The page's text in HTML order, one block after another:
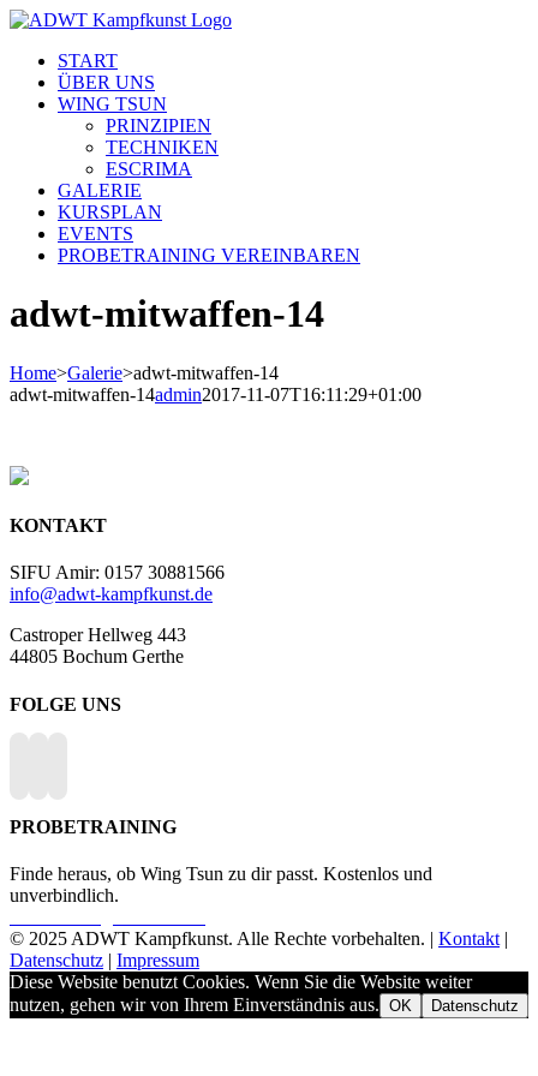
Skip
contentSTART
ÜBER UNS
WING TSUN
PRINZIPIEN
TECHNIKEN
ESCRIMA
GALERIE
KURSPLAN
EVENTS
PROBETRAINING VEREINBAREN
adwt-mitwaffen-14
Home>Galerie>adwt-mitwaffen-14
adwt-mitwaffen-14admin2017-11-07T16:11:29+01:00
KONTAKT
SIFU Amir: 0157 30881566
info@adwt-kampfkunst.de
Castroper Hellweg 443
44805 Bochum Gerthe
FOLGE UNS
PROBETRAINING
Finde heraus, ob Wing Tsun zu dir passt. Kostenlos und
unverbindlich.
© 2025 ADWT Kampfkunst. Alle Rechte vorbehalten. | Kontakt|
Datenschutz
Impressum
Diese Website benutzt Cookies. Wenn Sie die Website weiter
nutzen, gehen wir von Ihrem Einverständnis aus. OK Datenschutz